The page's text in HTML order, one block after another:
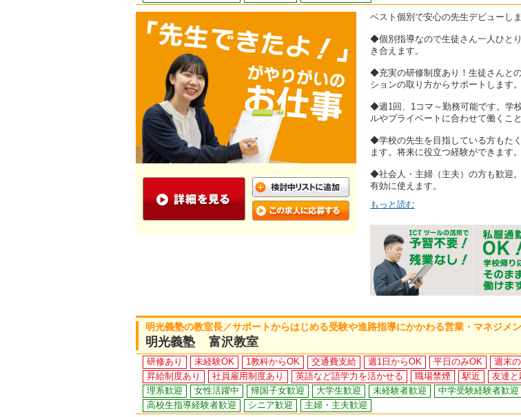
ベスト個別で安心の先生デビューし
◆個別指導なので生徒さん一人ひと
き合えます。
◆充実の研修制度あり！生徒さんと
ションの取り方からサポートします。
◆週1回、1コマ～勤務可能です。学
ルやプライベートに合わせて働くこ
◆学校の先生を目指している方もた
ます。将来に役立つ経験ができます。
◆社会人・主婦（主夫）の方も歓迎
有効に使えます。
もっと読む
明光義塾の教室長／サポートからはじめる受験や進路指導にかかわる営業・マネジメ
明光義塾 富沢教室
研修あり 未経験OK 1教科からOK 交通費支給 週1日からOK 平日のみOK 週末
昇給制度あり
社員雇用制度あり 英語など語学力を活かせる 職場禁煙 駅近 友達と
理系歓迎
女性活躍中 帰国子女歓迎 大学生歓迎 未経験者歓迎
中学受験経験者歓迎
高校生指導経験者歓迎
シニア歓迎 主婦・主夫歓迎